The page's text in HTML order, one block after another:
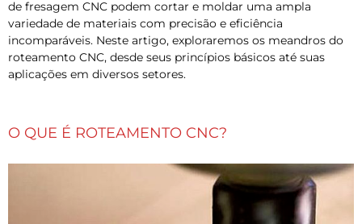
de fresagem CNC podem cortar e moldar uma ampla
variedade de materiais com precisão e eficiência
incomparáveis. Neste artigo, exploraremos os meandros do
roteamento CNC, desde seus princípios básicos até suas
aplicações em diversos setores.
O QUE É ROTEAMENTO CNC?